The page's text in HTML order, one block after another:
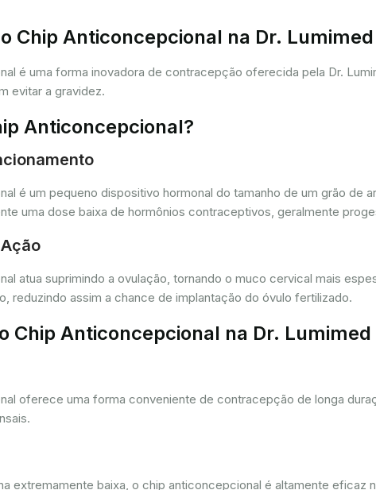
Chip Anticoncepcional na Dr. Lumimed
é uma forma inovadora de contracepção oferecida pela Dr.
evitar a gravidez.
Anticoncepcional?
é um pequeno dispositivo hormonal do tamanho de um grão de
uma dose baixa de hormônios contraceptivos, geralmente
atua suprimindo a ovulação, tornando o muco cervical mais
reduzindo assim a chance de implantação do óvulo fertilizado.
Chip Anticoncepcional na Dr. Lumimed
oferece uma forma conveniente de contracepção de longa
extremamente baixa, o chip anticoncepcional é altamente eficaz